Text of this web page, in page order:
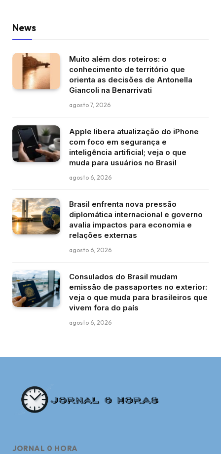
News
Muito além dos roteiros: o
conhecimento de território que
orienta as decisões de Antonella
Giancoli na Benarrivati
agosto 7, 2026
Apple libera atualização do iPhone
com foco em segurança e
inteligência artificial; veja o que
muda para usuários no Brasil
agosto 6, 2026
Brasil enfrenta nova pressão
diplomática internacional e governo
avalia impactos para economia e
relações externas
agosto 6, 2026
Consulados do Brasil mudam
emissão de passaportes no exterior:
veja o que muda para brasileiros que
vivem fora do país
agosto 6, 2026
JORNAL 0 HORA